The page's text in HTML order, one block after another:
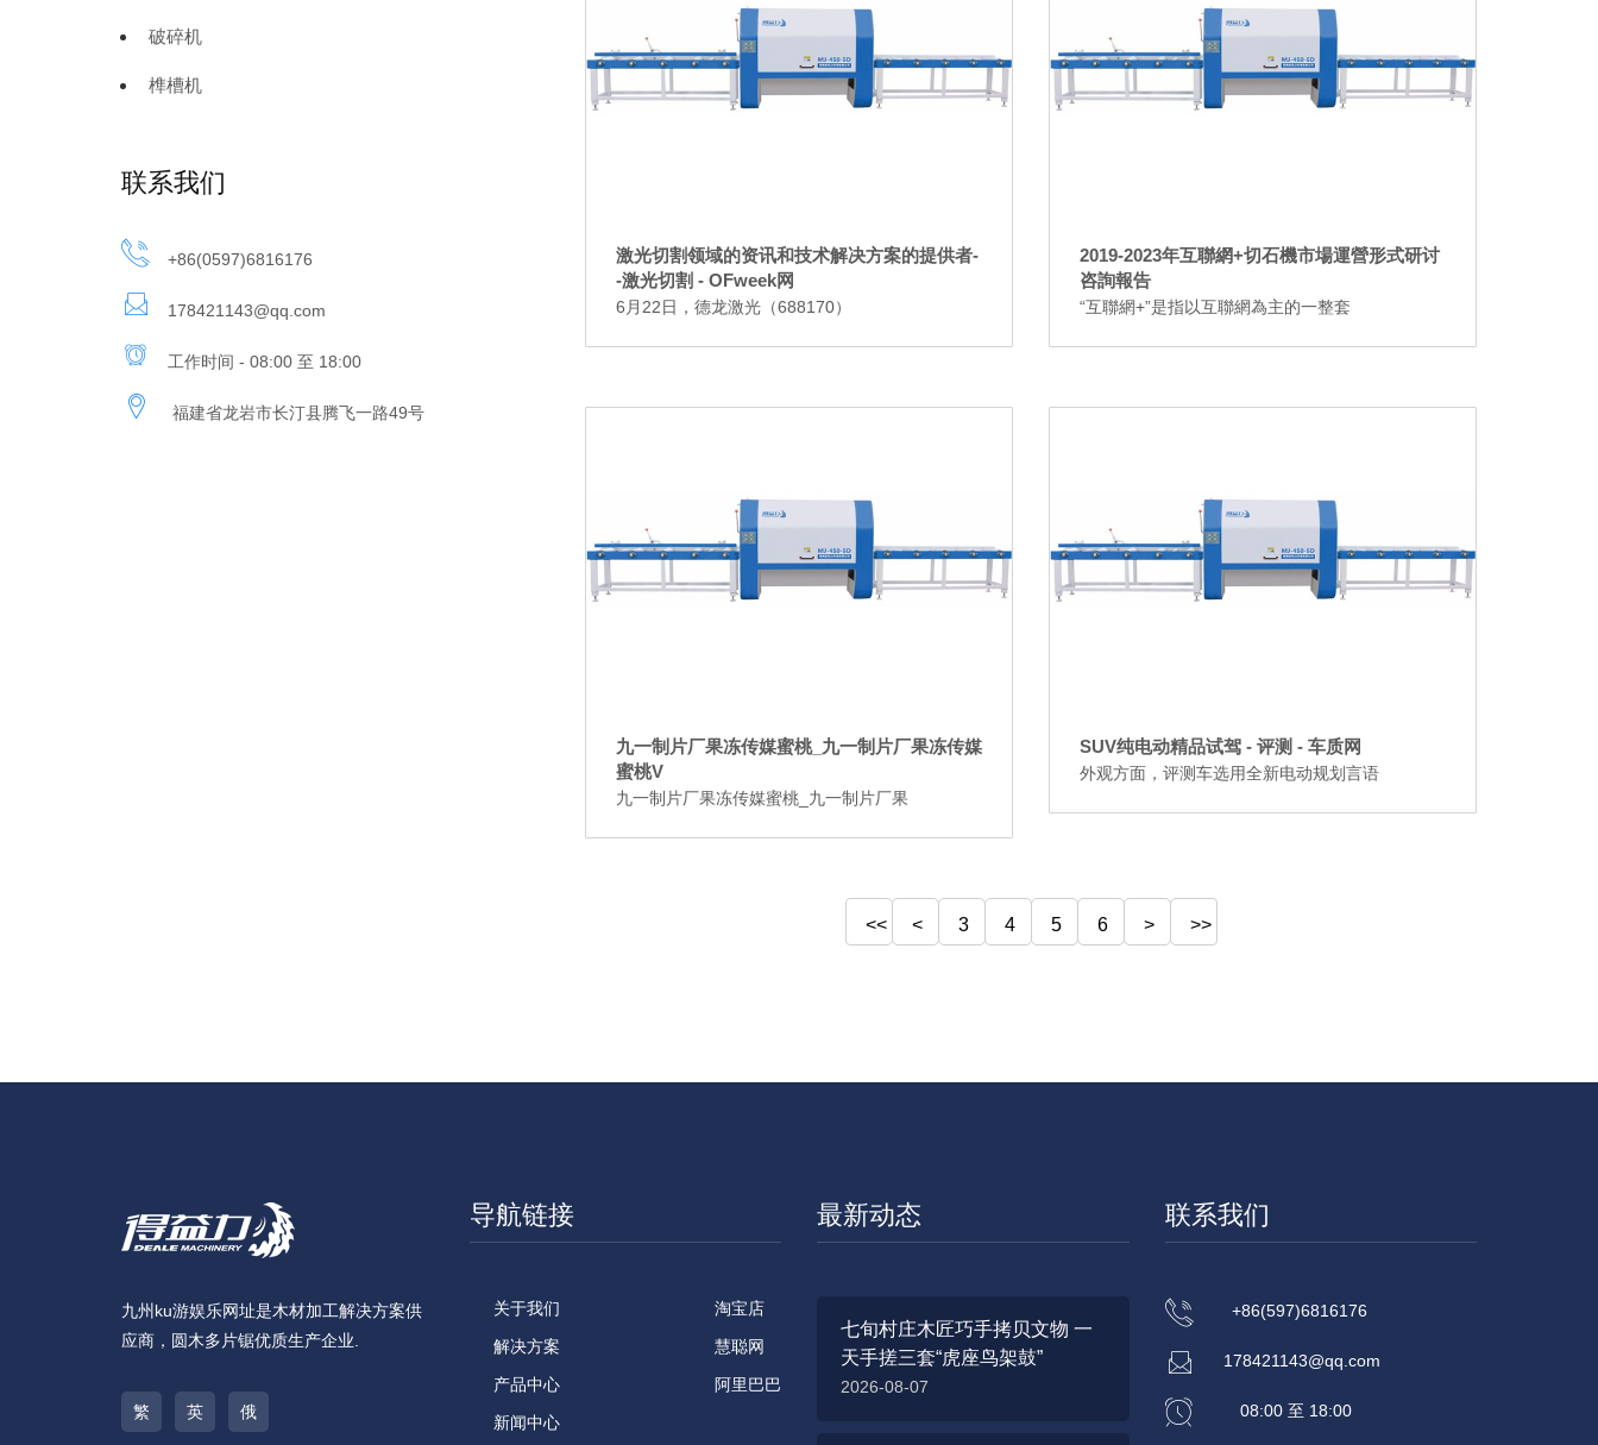
破碎机
榫槽机
联系我们
+86(0597)6816176
178421143@qq.com
工作时间 - 08:00 至 18:00
福建省龙岩市长汀县腾飞一路49号
激光切割领域的资讯和技术解决方案的提供者-
-激光切割 - OFweek网
6月22日，德龙激光（688170）
2019-2023年互聯網+切石機市場運營形式研讨
咨詢報告
“互聯網+”是指以互聯網為主的一整套
九一制片厂果冻传媒蜜桃_九一制片厂果冻传媒
蜜桃V
九一制片厂果冻传媒蜜桃_九一制片厂果
SUV纯电动精品试驾 - 评测 - 车质网
外观方面，评测车选用全新电动规划言语
<< < 3 4 5 6 > >>
九州ku游娱乐网址是木材加工解决方案供
应商，圆木多片锯优质生产企业.
繁 英 俄
导航链接
关于我们
解决方案
产品中心
新闻中心
淘宝店
慧聪网
阿里巴巴
最新动态
七旬村庄木匠巧手拷贝文物 一
天手搓三套“虎座鸟架鼓”
2026-08-07
联系我们
+86(597)6816176
178421143@qq.com
08:00 至 18:00